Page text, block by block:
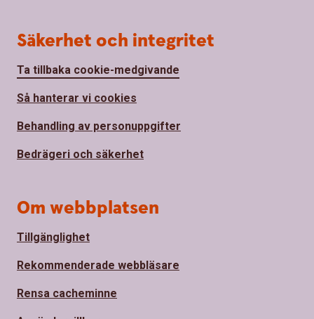
Säkerhet och integritet
Ta tillbaka cookie-medgivande
Så hanterar vi cookies
Behandling av personuppgifter
Bedrägeri och säkerhet
Om webbplatsen
Tillgänglighet
Rekommenderade webbläsare
Rensa cacheminne